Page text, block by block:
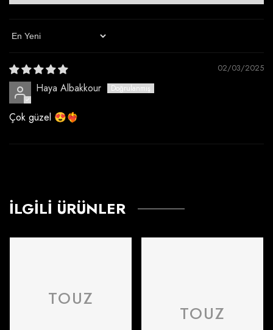
Sort By
02/03/2025
Haya Albakkour
Çok güzel 😍❤️‍🔥
İLGILI ÜRÜNLER
TOUZ
TOUZ